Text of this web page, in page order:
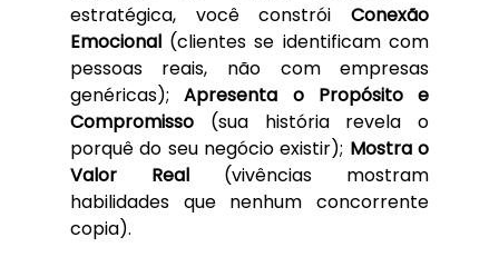
estratégica, você constrói Conexão
Emocional (clientes se identificam com
pessoas reais, não com empresas
genéricas); Apresenta o Propósito e
Compromisso (sua história revela o
porquê do seu negócio existir); Mostra o
Valor Real (vivências mostram
habilidades que nenhum concorrente
copia).